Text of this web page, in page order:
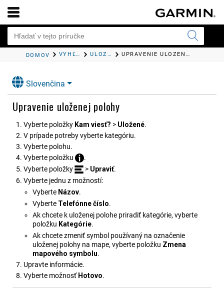
DOMOV VYHĽADÁVANIE A UKLADANIE POLÔH ULOŽENIE POLÔH UPRAVENIE ULOŽENEJ POLOHY
Slovenčina
Upravenie uloženej polohy
Vyberte položky Kam viesť? > Uložené.
V prípade potreby vyberte kategóriu.
Vyberte polohu.
Vyberte položku
.
Vyberte položky
> Upraviť.
Vyberte jednu z možností:
Vyberte Názov.
Vyberte Telefónne číslo.
Ak chcete k uloženej polohe priradiť kategórie, vyberte
položku Kategórie.
Ak chcete zmeniť symbol používaný na označenie
uloženej polohy na mape, vyberte položku Zmena
mapového symbolu.
Upravte informácie.
Vyberte možnosť Hotovo.